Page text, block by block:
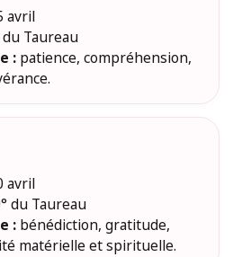
avril
du Taureau
: patience, compréhension,
avril
du Taureau
: bénédiction, gratitude,
matérielle et spirituelle.